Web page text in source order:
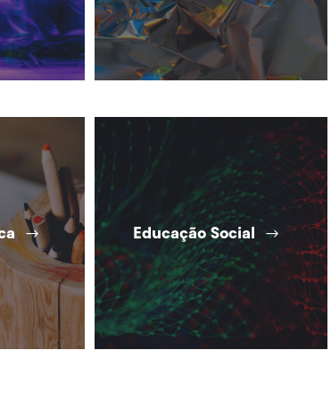
Educação Social